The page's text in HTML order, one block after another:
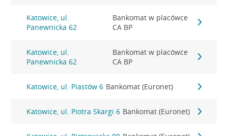
Katowice, ul.
Panewnicka 62
Bankomat w placówce
CA BP
Katowice, ul.
Panewnicka 62
Bankomat w placówce
CA BP
Katowice, ul. Piastów 6 Bankomat (Euronet)
Katowice, ul. Piotra Skargi 6 Bankomat (Euronet)